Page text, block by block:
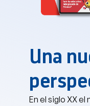
Una
En el siglo XX